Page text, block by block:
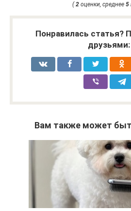
(2 оценки, среднее 5
Понравилась статья?
друзьями:
Вам также может